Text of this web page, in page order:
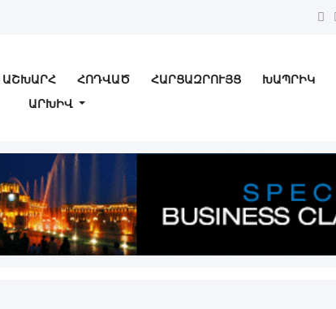
ԱՇԽԱՐՀ ՀՈԴՎԱԾ ՀԱՐՑԱԶՐՈՒՅՑ ԽԱՊՐԻԿ
ԱՐԽԻՎ